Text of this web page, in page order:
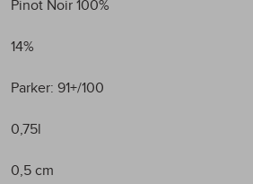
Pinot Noir 100%
14%
Parker: 91+/100
0,75l
0,5 cm